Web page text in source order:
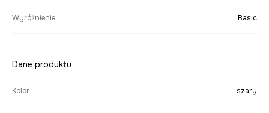
Wyróżnienie Basic
Dane produktu
Kolor szary